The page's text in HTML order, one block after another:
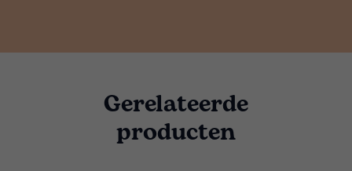
Gerelateerde
producten